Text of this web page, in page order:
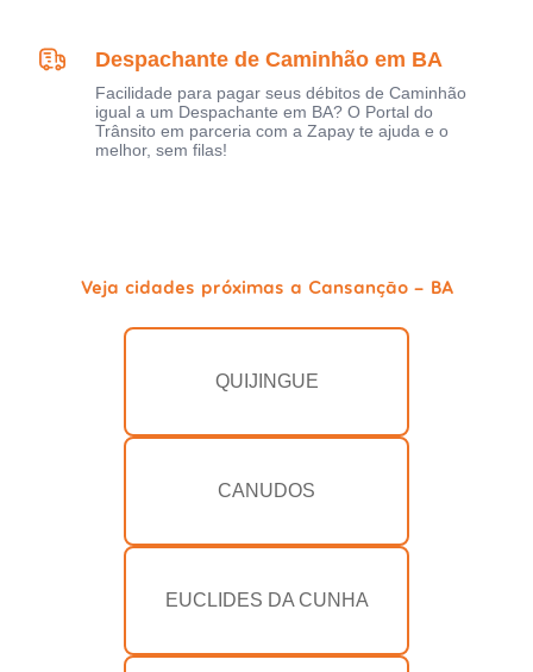
Despachante de Caminhão em BA
Facilidade para pagar seus débitos de Caminhão
igual a um Despachante em BA? O Portal do
Trânsito em parceria com a Zapay te ajuda e o
melhor, sem filas!
Veja cidades próximas a Cansanção - BA
QUIJINGUE
CANUDOS
EUCLIDES DA CUNHA